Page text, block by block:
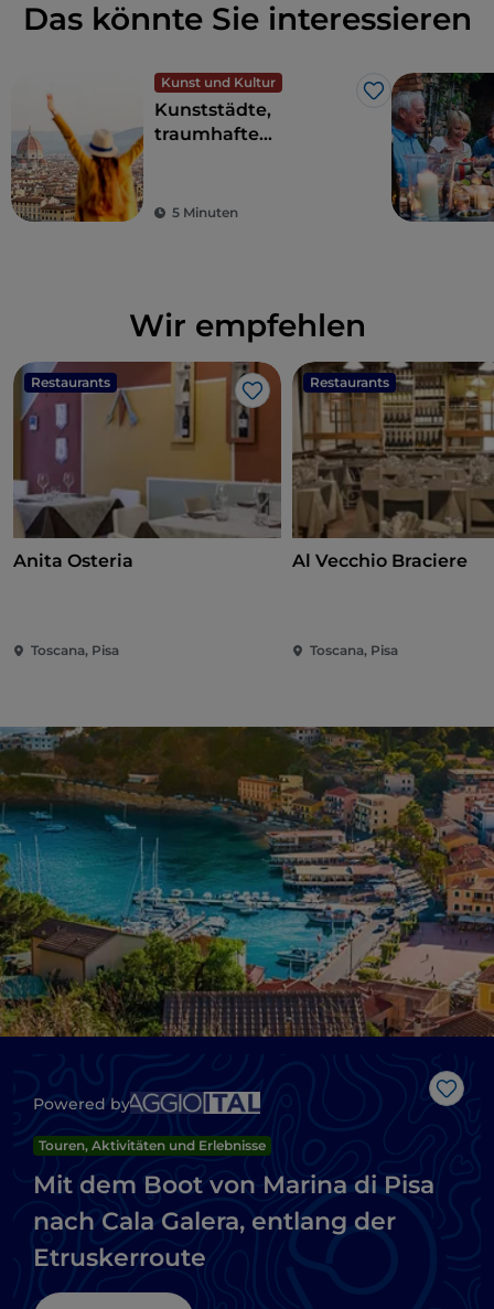
Das könnte Sie interessieren
Kunst und Kultur
Like
Kunststädte,
traumhafte
Toskana ist der Traum
5 Minuten
Wir empfehlen
Restaurants
Like
Anita Osteria
Toscana, Pisa
Restaurants
Al Vecchio Braciere
Toscana, Pisa
Like
Powered by
Touren, Aktivitäten und Erlebnisse
Mit dem Boot von Marina di Pisa
nach Cala Galera, entlang der
Etruskerroute